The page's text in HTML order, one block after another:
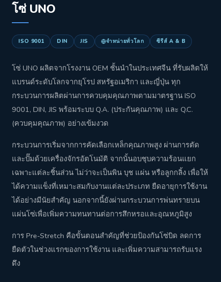
โซ่ UNO
ISO 9001 DIN JIS จำหน่ายทั่วโลก ซีรีส์ A & B
โซ่ UNO ผลิตจากโรงงาน OEM ชั้นนำในประเทศจีน ที่รับผลิตให้
แบรนด์ระดับโลกจากยุโรป สหรัฐอเมริกา และญี่ปุ่น ทุก
กระบวนการผลิตผ่านการควบคุมคุณภาพตามมาตรฐาน ISO
9001, DIN, JIS พร้อมระบบ Q.A. (ประกันคุณภาพ) และ Q.C.
(ควบคุมคุณภาพ) อย่างเข้มงวด
กระบวนการเริ่มจากการคัดเลือกเหล็กคุณภาพสูง ผ่านการตัด
และปั๊มด้วยเครื่องจักรอัตโนมัติ จากนั้นอบชุบความร้อนแยก
เฉพาะแต่ละชิ้นส่วน ไม่ว่าจะเป็นพิน บุช แผ่น หรือลูกกลิ้ง เพื่อให้
ได้ความแข็งที่เหมาะสมกับงานแต่ละประเภท ยืดอายุการใช้งาน
ได้อย่างมีนัยสำคัญ นอกจากนี้ยังผ่านกระบวนการพ่นทรายบน
แผ่นโซ่เพื่อเพิ่มความทนทานต่อการสึกหรอและอุณหภูมิสูง
การ Pre-Stretch คือขั้นตอนสำคัญที่ช่วยป้องกันโซ่บิด ลดการ
ยืดตัวในช่วงแรกของการใช้งาน และเพิ่มความสามารถรับแรง
ดึง